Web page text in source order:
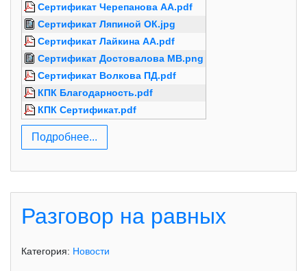
Сертификат Черепанова АА.pdf
Сертификат Ляпиной ОК.jpg
Сертификат Лайкина АА.pdf
Сертификат Достовалова МВ.png
Сертификат Волкова ПД.pdf
КПК Благодарность.pdf
КПК Сертификат.pdf
Подробнее...
Разговор на равных
Категория: Новости